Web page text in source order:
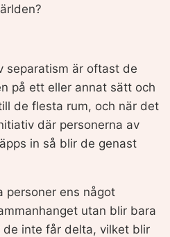
separatism är oftast de
på ett eller annat sätt och
de flesta rum, och när det
där personerna av
in så blir de genast
personer ens något
utan blir bara
inte får delta, vilket blir